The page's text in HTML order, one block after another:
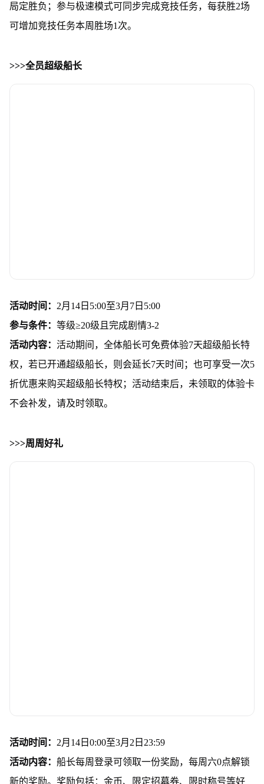
局定胜负；参与极速模式可同步完成竞技任务，每获胜2场
可增加竞技任务本周胜场1次。
>>>全员超级船长
活动时间： 2月14日5:00至3月7日5:00
参与条件： 等级≥20级且完成剧情3-2
活动内容： 活动期间，全体船长可免费体验7天超级船长特
权，若已开通超级船长，则会延长7天时间；也可享受一次5
折优惠来购买超级船长特权；活动结束后，未领取的体验卡
不会补发，请及时领取。
>>>周周好礼
活动时间： 2月14日0:00至3月2日23:59
活动内容： 船长每周登录可领取一份奖励，每周六0点解锁
新的奖励。奖励包括：金币、限定招募券、限时称号等好